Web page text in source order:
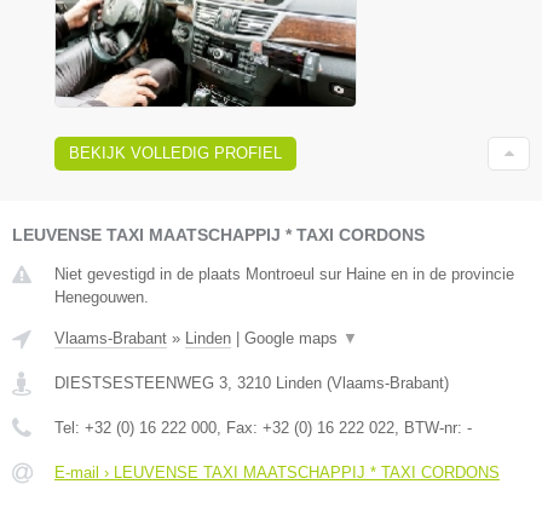
BEKIJK VOLLEDIG PROFIEL
LEUVENSE TAXI MAATSCHAPPIJ * TAXI CORDONS
Niet gevestigd in de plaats Montroeul sur Haine en in de provincie
Henegouwen.
Vlaams-Brabant » Linden Google maps ▼
DIESTSESTEENWEG 3, 3210 Linden (Vlaams-Brabant)
Tel: +32 (0) 16 222 000, Fax: +32 (0) 16 222 022, BTW-nr: -
E-mail › LEUVENSE TAXI MAATSCHAPPIJ * TAXI CORDONS